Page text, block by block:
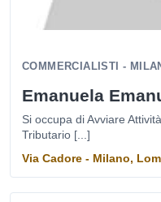
COMMERCIALISTI -
Emanuela
Si occupa di Avviare
Tributario [...]
Via Cadore - Milano,